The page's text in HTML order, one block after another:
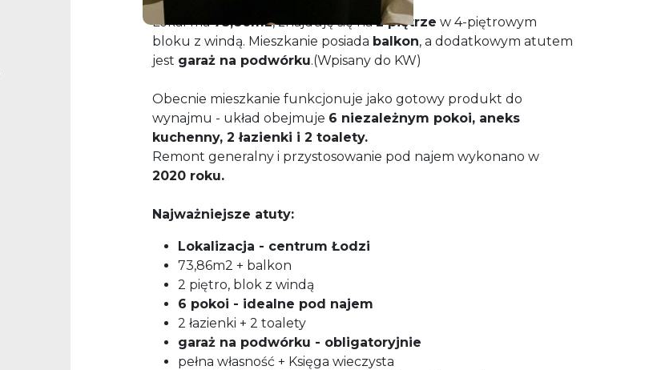
Lokal ma73,86m2, znajduję się na2 piętrze w 4-piętrowym
bloku z windą. Mieszkanie posiada balkon, a dodatkowym atutem
jest garaż na podwórku.(Wpisany do KW)
Obecnie mieszkanie funkcjonuje jako gotowy produkt do
wynajmu - układ obejmuje 6 niezależnym pokoi, aneks
kuchenny, 2 łazienki i 2 toalety.
Remont generalny i przystosowanie pod najem wykonano w
2020 roku.
Najważniejsze atuty:
Lokalizacja - centrum Łodzi
73,86m2 + balkon
2 piętro, blok z windą
6 pokoi - idealne pod najem
2 łazienki + 2 toalety
garaż na podwórku - obligatoryjnie
pełna własność + Księga wieczysta